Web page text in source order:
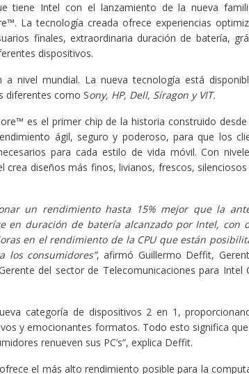
tiene Intel con el lanzamiento de la nueva
La tecnología creada ofrece experiencias
finales, extraordinaria duración de batería,
dispositivos.
nivel mundial. La nueva tecnología está
diferentes como Sony, HP, Dell, Síragon y VIT.
es el primer chip de la historia construido
ágil, seguro y poderoso, para que los
para cada estilo de vida móvil. Con
diseños más finos, livianos, frescos, silenciosos
un rendimiento hasta 15% mejor que la
en duración de batería alcanzado por Intel, con
en el rendimiento de la CPU que están
los consumidores”, afirmó Guillermo Deffit,
del sector de Telecomunicaciones para Intel
categoría de dispositivos 2 en 1,
y emocionantes formatos. Todo esto significa
renueven sus PC’s”, explica Deffit.
el más alto rendimiento posible para la